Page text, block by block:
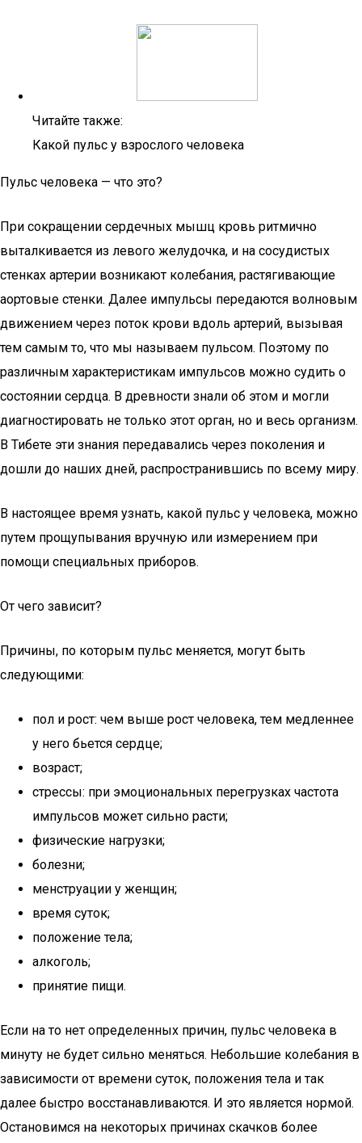
Читайте также:
Какой пульс у взрослого человека
Пульс человека — что это?
При сокращении сердечных мышц кровь ритмично
выталкивается из левого желудочка, и на сосудистых
стенках артерии возникают колебания, растягивающие
аортовые стенки. Далее импульсы передаются волновым
движением через поток крови вдоль артерий, вызывая
тем самым то, что мы называем пульсом. Поэтому по
различным характеристикам импульсов можно судить о
состоянии сердца. В древности знали об этом и могли
диагностировать не только этот орган, но и весь организм.
В Тибете эти знания передавались через поколения и
дошли до наших дней, распространившись по всему миру.
В настоящее время узнать, какой пульс у человека, можно
путем прощупывания вручную или измерением при
помощи специальных приборов.
От чего зависит?
Причины, по которым пульс меняется, могут быть
следующими:
пол и рост: чем выше рост человека, тем медленнее
у него бьется сердце;
возраст;
стрессы: при эмоциональных перегрузках частота
импульсов может сильно расти;
физические нагрузки;
болезни;
менструации у женщин;
время суток;
положение тела;
алкоголь;
принятие пищи.
Если на то нет определенных причин, пульс человека в
минуту не будет сильно меняться. Небольшие колебания в
зависимости от времени суток, положения тела и так
далее быстро восстанавливаются. И это является нормой.
Остановимся на некоторых причинах скачков более